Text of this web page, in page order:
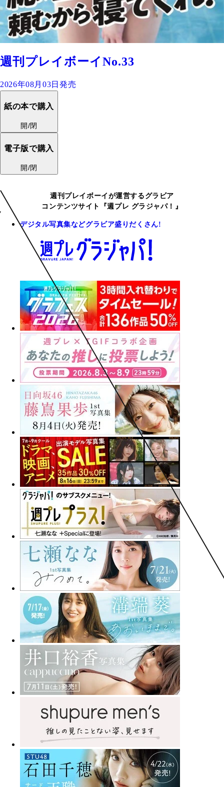
週刊プレイボーイNo.33
2026年08月03日発売
紙の本で購入
開/閉
電子版で購入
開/閉
週刊プレイボーイが運営するグラビア
コンテンツサイト『週プレ グラジャパ！』
デジタル写真集などグラビア盛りだくさん!